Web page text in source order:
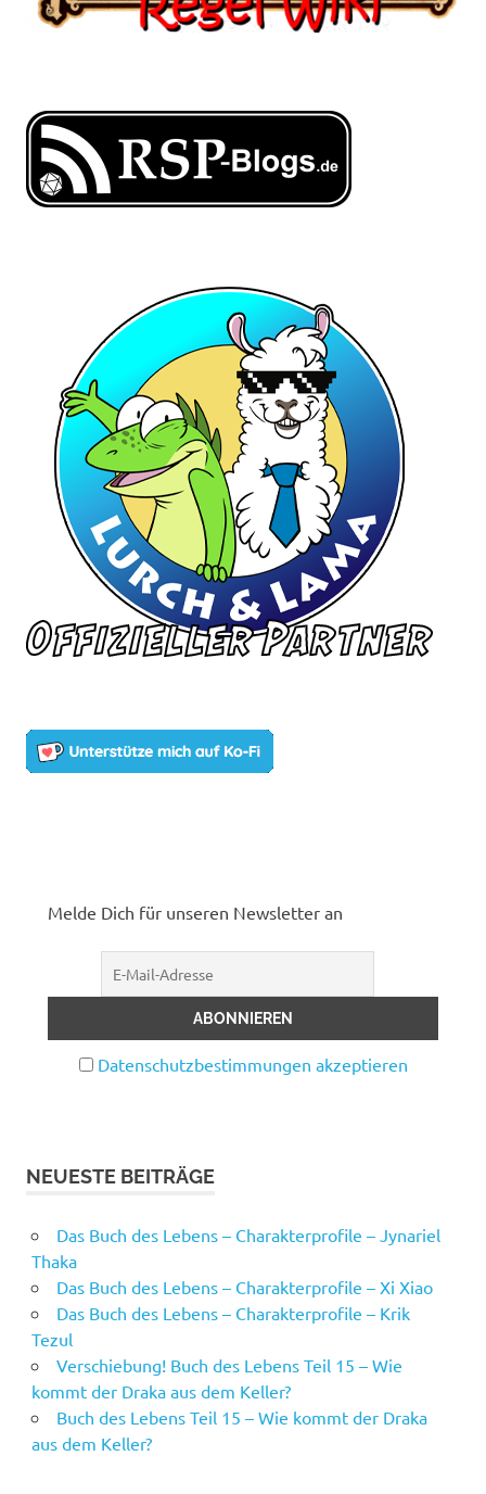
Melde Dich für unseren Newsletter an
Datenschutzbestimmungen akzeptieren
NEUESTE BEITRÄGE
Das Buch des Lebens – Charakterprofile – Jynariel
Thaka
Das Buch des Lebens – Charakterprofile – Xi Xiao
Das Buch des Lebens – Charakterprofile – Krik
Tezul
Verschiebung! Buch des Lebens Teil 15 – Wie
kommt der Draka aus dem Keller?
Buch des Lebens Teil 15 – Wie kommt der Draka
aus dem Keller?